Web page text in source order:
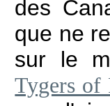
des
que ne
sur le
Tygers of